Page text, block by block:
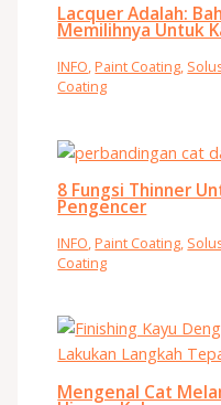
Lacquer Adalah:
Memilihnya Untuk
INFO,Paint Coating,
Coating
8 Fungsi Thinner
Pengencer
INFO ,Paint Coating
Coating
Mengenal Cat